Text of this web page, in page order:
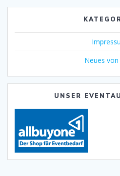
Neues von
UNSER